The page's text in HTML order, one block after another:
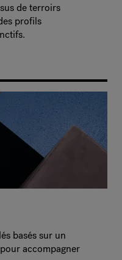
de terroirs
profils
basés sur un
accompagner